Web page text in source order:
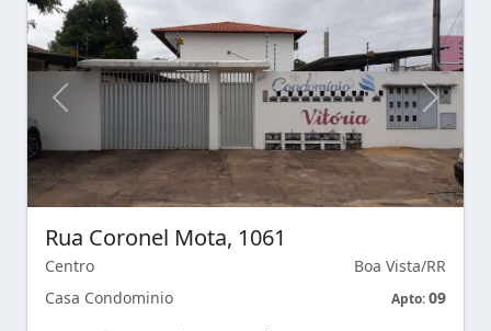
Rua Coronel Mota, 1061
Centro
Boa Vista/RR
Casa Condominio
Apto:09